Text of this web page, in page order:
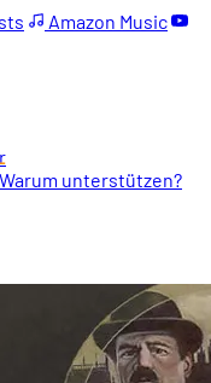
Amazon Music
Warum unterstützen?